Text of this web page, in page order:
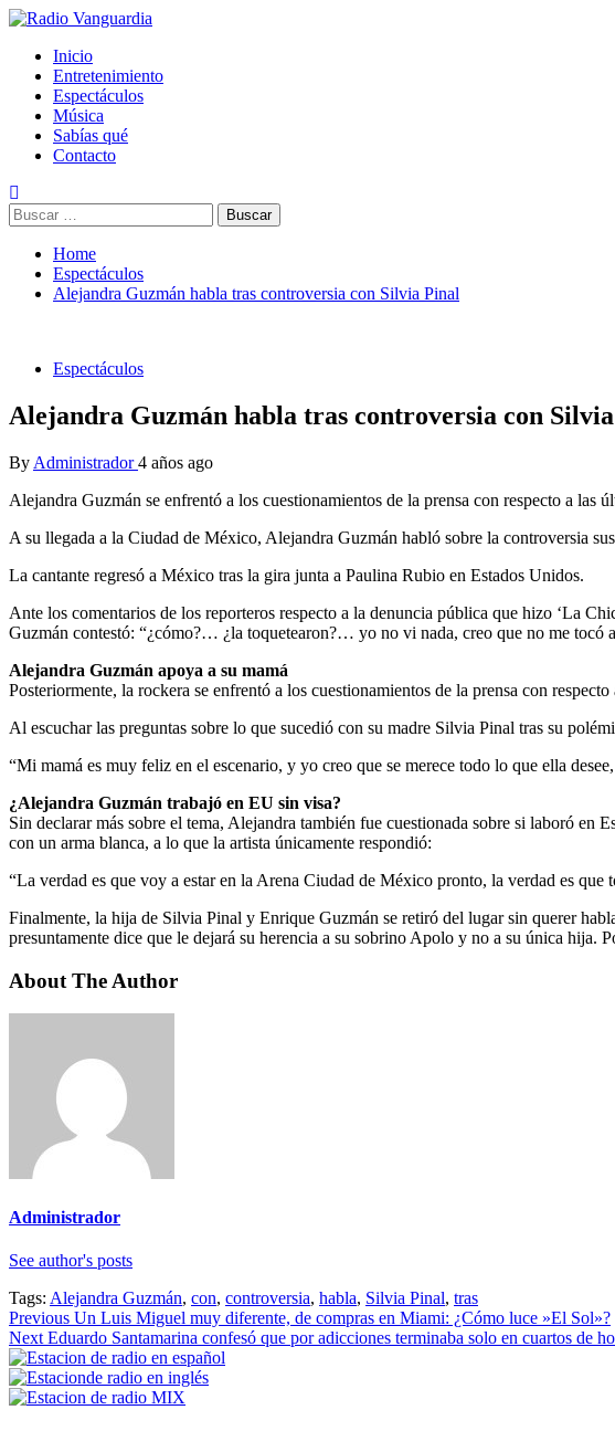
Skip
content
Radio Vanguardia
Tu música y mucho mas
Primary
Menu
Inicio
Entretenimiento
Espectáculos
Música
Sabías qué
Contacto
Buscar:
Home
Espectáculos
Alejandra Guzmán habla tras controversia con Silvia Pinal
Espectáculos
Alejandra Guzmán habla tras controversia con
By Administrador4 años ago
Alejandra Guzmán se enfrentó a los cuestionamientos de la prensa con respecto a
A su llegada a la Ciudad de México, Alejandra Guzmán habló sobre la controversia
La cantante regresó a México tras la gira junta a Paulina Rubio en Estados Unidos.
Ante los comentarios de los reporteros respecto a la denuncia pública que hizo ‘La
Guzmán contestó: “¿cómo?… ¿la toquetearon?… yo no vi nada, creo que no me tocó
Alejandra Guzmán apoya a su mamá
Posteriormente, la rockera se enfrentó a los cuestionamientos de la prensa con
Al escuchar las preguntas sobre lo que sucedió con su madre Silvia Pinal tras su
“Mi mamá es muy feliz en el escenario, y yo creo que se merece todo lo que ella
¿Alejandra Guzmán trabajó en EU sin visa?
Sin declarar más sobre el tema, Alejandra también fue cuestionada sobre si laboró en
con un arma blanca, a lo que la artista únicamente respondió:
“La verdad es que voy a estar en la Arena Ciudad de México pronto, la verdad es
Finalmente, la hija de Silvia Pinal y Enrique Guzmán se retiró del lugar sin querer
presuntamente dice que le dejará su herencia a su sobrino Apolo y no a su única
About The Author
Administrador
See author's posts
Tags: Alejandra Guzmán, con, controversia, habla, Silvia Pinal, tras
Continue
Reading
Previous Un Luis Miguel muy diferente, de compras en Miami: ¿Cómo luce »El Sol»?
Next Eduardo Santamarina confesó que por adicciones terminaba solo en cuartos de